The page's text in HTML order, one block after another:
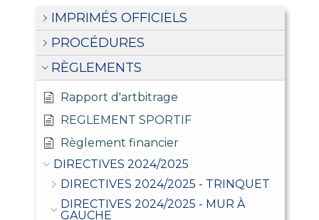
IMPRIMÉS OFFICIELS
PROCÉDURES
RÈGLEMENTS
Rapport d'artbitrage
REGLEMENT SPORTIF
Règlement financier
DIRECTIVES 2024/2025
DIRECTIVES 2024/2025 - TRINQUET
DIRECTIVES 2024/2025 - MUR À
GAUCHE